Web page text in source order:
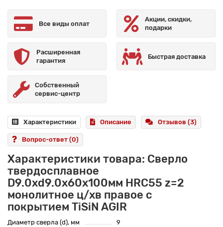
Все виды оплат
Акции, скидки,
подарки
Расширенная
гарантия
Быстрая доставка
Собственный
сервис-центр
Характеристики Описание Отзывов (3)
Вопрос-ответ (0)
Характеристики товара: Сверло
твердосплавное
D9.0хd9.0х60х100мм HRC55 z=2
монолитное ц/хв правое с
покрытием TiSiN AGIR
Диаметр сверла (d), мм
9